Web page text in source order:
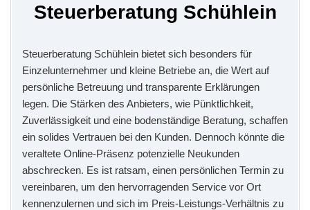
Steuerberatung Schühlein
Steuerberatung Schühlein bietet sich besonders für
Einzelunternehmer und kleine Betriebe an, die Wert auf
persönliche Betreuung und transparente Erklärungen
legen. Die Stärken des Anbieters, wie Pünktlichkeit,
Zuverlässigkeit und eine bodenständige Beratung, schaffen
ein solides Vertrauen bei den Kunden. Dennoch könnte die
veraltete Online-Präsenz potenzielle Neukunden
abschrecken. Es ist ratsam, einen persönlichen Termin zu
vereinbaren, um den hervorragenden Service vor Ort
kennenzulernen und sich im Preis-Leistungs-Verhältnis zu